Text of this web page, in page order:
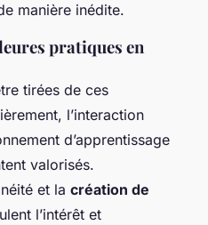
manière inédite.
pratiques en
tirées de ces
l’interaction
d’apprentissage
valorisés.
et la création de
l’intérêt et